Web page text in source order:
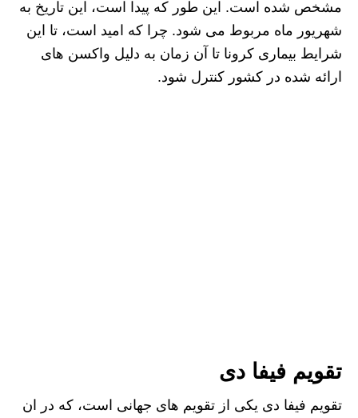
مشخص شده است. این طور که پیدا است، این تاریخ به
شهریور ماه مربوط می شود. چرا که امید است، تا این
شرایط بیماری کرونا تا آن زمان به دلیل واکسن های
ارائه شده در کشور کنترل شود.
تقویم فیفا دی
تقویم فیفا دی یکی از تقویم های جهانی است، که در ان